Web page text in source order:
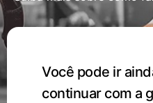
Você pode ir
continuar com a